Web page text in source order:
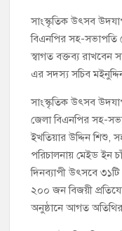
সাংস্কৃতিক উৎসব
বিএনপির সহ-সভাপতি
স্বাগত বক্তব্য
এর সদস্য সচিব
সাংস্কৃতিক উৎসব
জেলা বিএনপির সহ-
ইখতিয়ার উদ্দিন শিশু,
পরিচালনায় মেইড ইন
দিনব্যাপী উৎসবে
২০০ জন বিজয়ী
অনুষ্ঠানে আগত